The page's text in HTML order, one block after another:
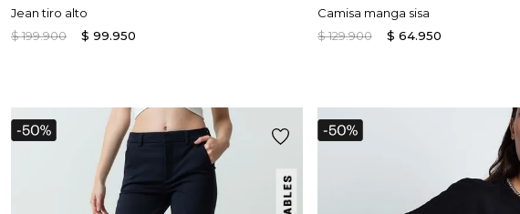
Jean tiro alto
$199.900 $ 99.950
Camisa manga sisa
$129.900 $ 64.950